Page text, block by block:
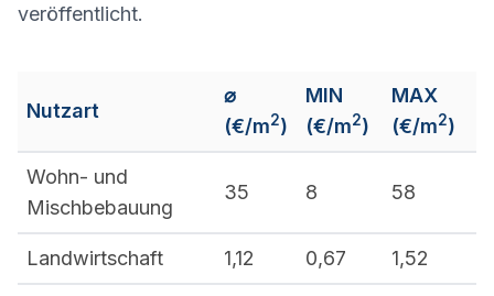
veröffentlicht.
Nutzart
⌀
(€/m2)
MIN
(€/m2)
MAX
(€/m2)
Wohn- und
Mischbebauung
35 8 58
Landwirtschaft 1,12 0,67 1,52